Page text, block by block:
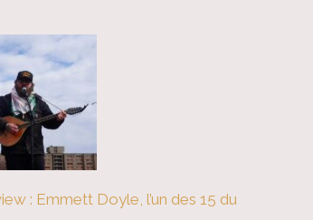
: Emmett Doyle, l’un des 15 du